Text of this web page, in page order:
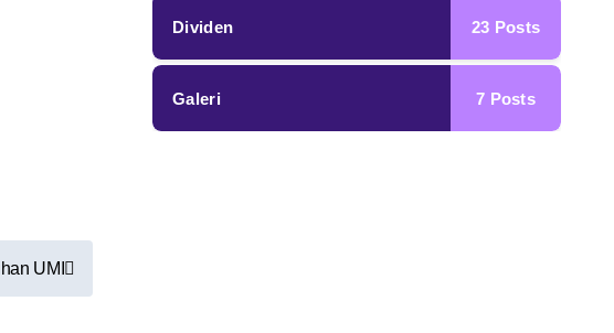
UMI
Dividen 23 Posts
Galeri 7 Posts